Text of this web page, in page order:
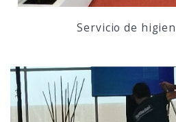
Servicio de